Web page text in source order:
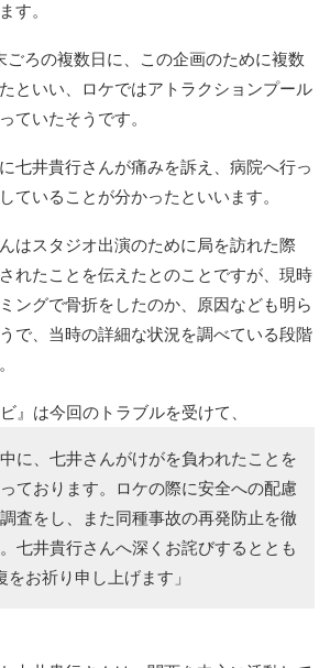
す。
ごろの複数日に、この企画のために複数
といい、ロケではアトラクションプール
ていたそうです。
七井貴行さんが痛みを訴え、病院へ行っ
ていることが分かったといいます。
はスタジオ出演のために局を訪れた際
れたことを伝えたとのことですが、現時
ングで骨折をしたのか、原因なども明ら
で、当時の詳細な状況を調べている段階
』は今回のトラブルを受けて、
中に、七井さんがけがを負われたことを
ております。ロケの際に安全への配慮
査をし、また同種事故の再発防止を徹
七井貴行さんへ深くお詫びするととも
お祈り申し上げます」